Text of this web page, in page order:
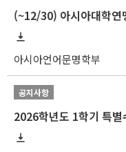
아시아언어문명학부
공지사항
2026학년도 1학기 특